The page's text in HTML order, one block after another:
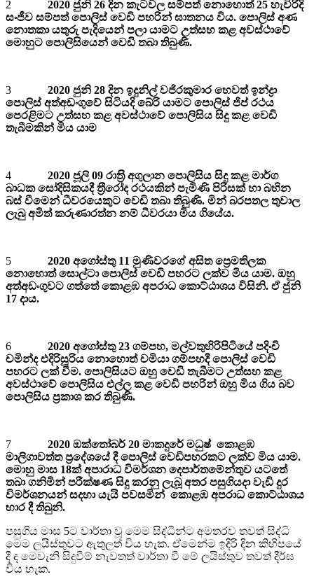
2
2020 ජුනි 26 දින කැටවල සම්පත් නොහොත් 25 හැවිරිදි
සංජීව සම්පත් පොලිස් වෙඩි පහරින් ඝාතනය විය. පොලිස් අණ
නොතකා යතුරු පැදියෙන් පලා යාමට උත්සහ කළ අවස්ථාවේ
මොහුට පොලිසියෙන් වෙඩි තබා තිබුණි.
3 2020 ජුනි 28 දින ඉදුනිල් වජිරකුමාර හෙවත් ඉන්ද්‍රා
පොලිස් අත්අඩංගුවේ සිටියදි බේරි යාමට පොලිස් ජිප් රථය
පෙරළිමට උත්සහ කළ අවස්ථාවේ පොලිසිය සිදු කළ වෙඩි
තැබීමකින් මිය යාම
4 2020 ජූලි 09 රාත‍්‍රි අගුලාන පොලිසිය සිදු කළ මාර්ග
බාධක සෝදිසිකයදී ත‍්‍රීරෝද රථයකින් පැමිණි පිරිසක් හා බහින
බස් වීමෙන් ධීවරයෙකුට වෙඩි තබා තිබුණි. මින් බරපතල තුවාල
ලැබු අමිත් කරුණාරත්න නම් ධීවරයා මිය ගියේය.
5 2020 අගෝස්තු 11 මුණිවරගේ අසිත ප්‍රෙමතිලක
නොහොත් සොල්ටා පොලිස් වෙඩි පහරට ලක්ව මිය යාම. ඔහු
අත්අඩංගුවට ගත්තේ කොළඹ අපරාධ කොට්ඨාශය විසිනි. ඒ ජුනි
17 දාය.
6 2020 අගෝස්තු 23 ගම්පහ, මල්වතුහිරිපිටියේ පදිංචි
චමින්ද එදිරිසූරිය නොහොත් චමියා ගම්පහදී පොලිස් වෙඩි
පහරට ලක් වීම. පොලිසියට ඔහු වෙඩි තැබීමට උත්සහ කළ
අවස්ථාවේ පොලිසිය එල්ල කළ වෙඩි පහරින් ඔහු මිය ගිය බව
පොලිසිය ප‍්‍රකාශ කර තිබුණි.
7 2020 ඔක්තෝබර් 20 මාකදුරේ මධුෂ් කොළඹ
මාලිගාවත්ත ප්‍රදේශයේ දී පොලිස් වෙඩිපහරකට ලක්ව මිය යාම.
මොහු මාස 18ක් අපාරාධ විමර්ශන දෙපාර්තමේන්තුව යටතේ
තබා ගනිමින් පරීක්ෂණ සිදු කරනු ලැබූ අතර පසුගියදා වැඩි දුර
විමර්ශනයන් සදහා යැයි පවසමින් කොළඹ අපරාධ කොට්ඨාශය
භාර දී තිබුනි.
පසුගිය මාස 5ට වාර්තා වූ මෙම සිද්ධීන්ට අමතරව තවත් සිද්ධි
මෙම ලයිස්තුවට ඇතුලත් විය හැක. ඒමෙන්ම ඉදිරි දින කිහිපයේ
දී ද මෙවැනි සිදුවීම් නැවතත් වාර්තා වී මේ ලයිස්තුව තවත් දීර්ඝ
විය හැක.